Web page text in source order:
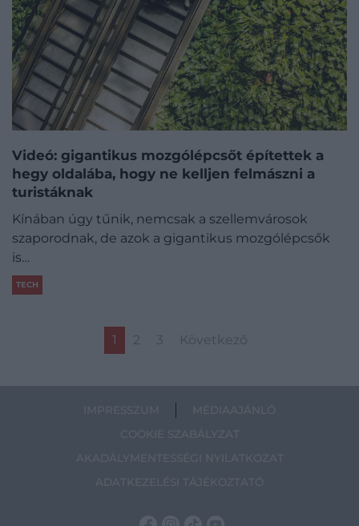
Videó: gigantikus mozgólépcsőt építettek a
hegy oldalába, hogy ne kelljen felmászni a
turistáknak
Kínában úgy tűnik, nemcsak a szellemvárosok
szaporodnak, de azok a gigantikus mozgólépcsők
is…
TECH
1 2 3 Következő